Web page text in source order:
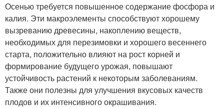
Осенью требуется повышенное содержание фосфора и
калия. Эти макроэлементы способствуют хорошему
вызреванию древесины, накоплению веществ,
необходимых для перезимовки и хорошего весеннего
старта, положительно влияют на рост корней и
формирование будущего урожая, повышают
устойчивость растений к некоторым заболеваниям.
Также они полезны для улучшения вкусовых качеств
плодов и их интенсивного окрашивания.